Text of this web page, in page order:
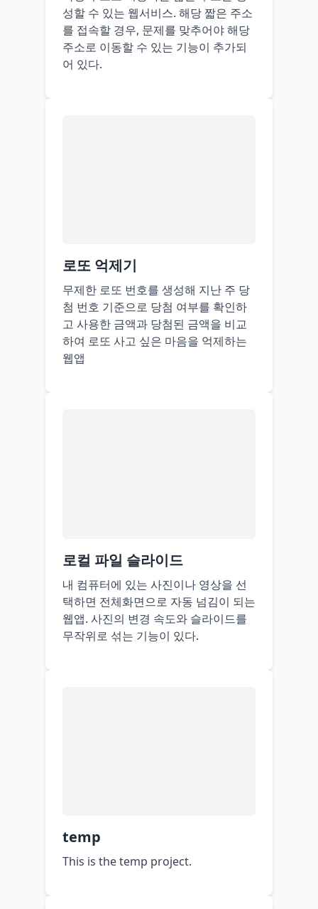
성할 수 있는 웹서비스. 해당 짧은 주소
를 접속할 경우, 문제를 맞추어야 해당
주소로 이동할 수 있는 기능이 추가되
어 있다.
로또 억제기
무제한 로또 번호를 생성해 지난 주 당
첨 번호 기준으로 당첨 여부를 확인하
고 사용한 금액과 당첨된 금액을 비교
하여 로또 사고 싶은 마음을 억제하는
웹앱
로컬 파일 슬라이드
내 컴퓨터에 있는 사진이나 영상을 선
택하면 전체화면으로 자동 넘김이 되는
웹앱. 사진의 변경 속도와 슬라이드를
무작위로 섞는 기능이 있다.
temp
This is the temp project.